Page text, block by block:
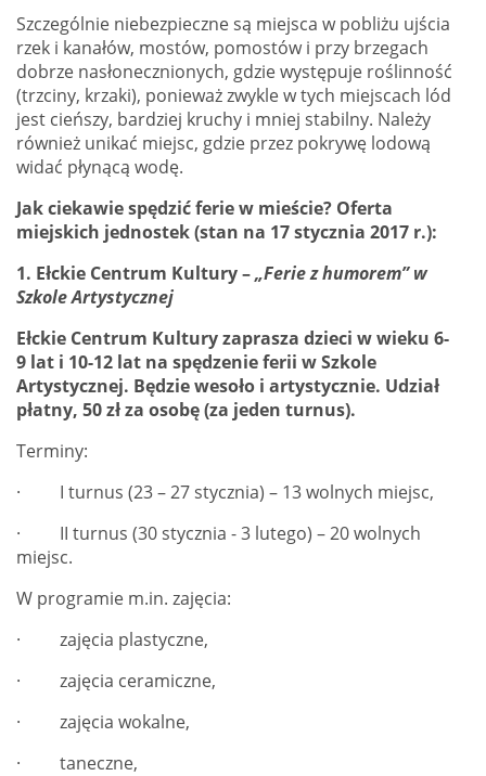
Szczególnie niebezpieczne są miejsca w pobliżu ujścia
rzek i kanałów, mostów, pomostów i przy brzegach
dobrze nasłonecznionych, gdzie występuje roślinność
(trzciny, krzaki), ponieważ zwykle w tych miejscach lód
jest cieńszy, bardziej kruchy i mniej stabilny. Należy
również unikać miejsc, gdzie przez pokrywę lodową
widać płynącą wodę.
Jak ciekawie spędzić ferie w mieście? Oferta
miejskich jednostek (stan na 17 stycznia 2017 r.):
1. Ełckie Centrum Kultury –„Ferie z humorem” w
Szkole Artystycznej
Ełckie Centrum Kultury zaprasza dzieci w wieku 6-
9 lat i 10-12 lat na spędzenie ferii w Szkole
Artystycznej. Będzie wesoło i artystycznie. Udział
płatny, 50 zł za osobę (za jeden turnus).
Terminy:
· I turnus (23 – 27 stycznia) – 13 wolnych miejsc,
· II turnus (30 stycznia - 3 lutego) – 20 wolnych
miejsc.
W programie m.in. zajęcia:
· zajęcia plastyczne,
· zajęcia ceramiczne,
· zajęcia wokalne,
· taneczne,